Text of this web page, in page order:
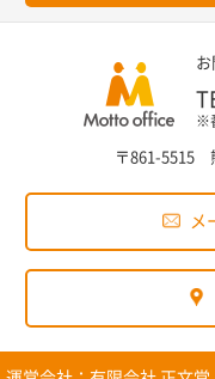
お
※
〒861-5515
メ